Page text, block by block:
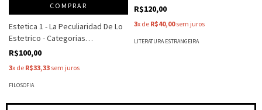
COMPRAR
Estetica 1 - La Peculiaridad De Lo
Estetrico - Categorias
Psicologicas Y Filosoficas Basicas
R$100,00
3x de R$33,33 sem juros
FILOSOFIA
R$120,00
3x de R$40,00sem juros
LITERATURA ESTRANGEIRA